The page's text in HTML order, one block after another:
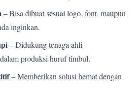
– Bisa dibuat sesuai logo, font, maupun
inginkan.
– Didukung tenaga ahli
produksi huruf timbul.
– Memberikan solusi hemat dengan